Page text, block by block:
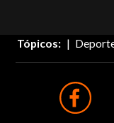
Tópicos: